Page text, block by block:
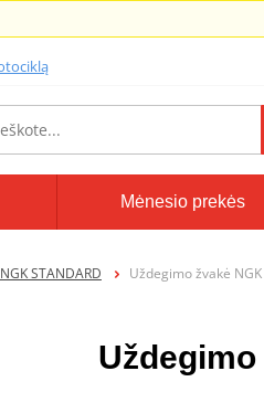
Mėnesio prekės
STANDARD Uždegimo žvakė NGK
Uždegimo